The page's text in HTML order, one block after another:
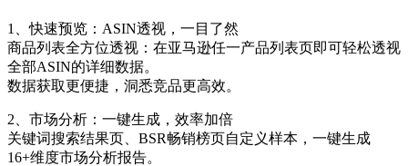
1、快速预览：ASIN透视，一目了然
商品列表全方位透视：在亚马逊任一产品列表页即可轻松透视
全部ASIN的详细数据。
数据获取更便捷，洞悉竞品更高效。
2、市场分析：一键生成，效率加倍
关键词搜索结果页、BSR畅销榜页自定义样本，一键生成
16+维度市场分析报告。